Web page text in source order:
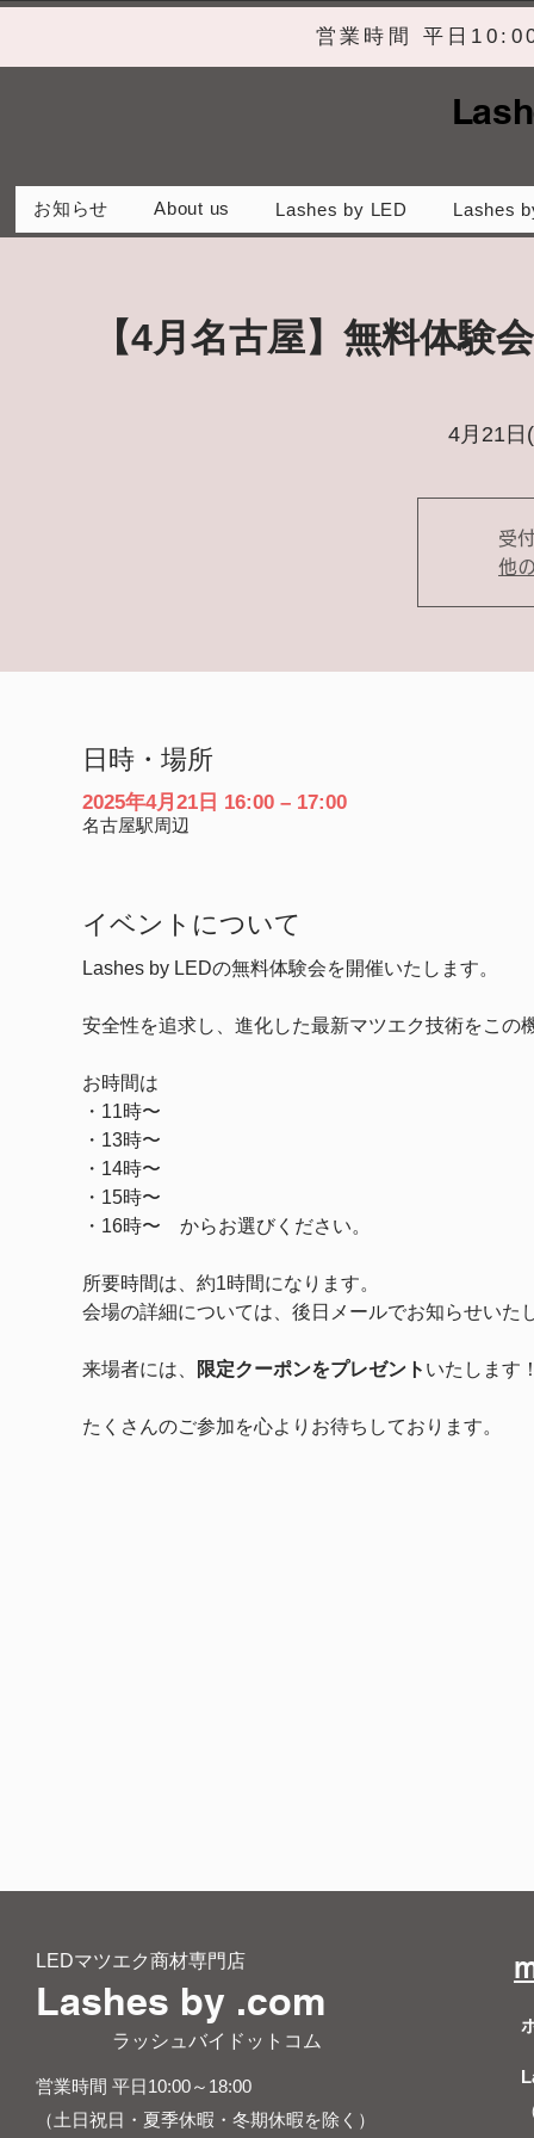
営業時間 平日
お知らせ About us Lashes by LED Lashes
【4月名古屋】無料体験
4月21日
受
他
日時・場所
2025年4月21日 16:00 – 17:00
名古屋駅周辺
イベントについて
Lashes by LEDの無料体験会を開催いたします。
安全性を追求し、進化した最新マツエク技術をこの
お時間は
・11時〜
・13時〜
・14時〜
・15時〜
・16時〜　からお選びください。
所要時間は、約1時間になります。
会場の詳細については、後日メールでお知らせいた
来場者には、 限定クーポンをプレゼント いたします
たくさんのご参加を心よりお待ちしております。
LEDマツエク商材専門店
Lashes by .com
​ ラッシュバイドットコム
営業時間 平日10:00～18:00
（土日祝日・夏季休暇・冬期休暇を除く）